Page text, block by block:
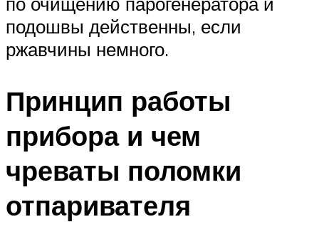
подошвы действенны, если
ржавчины немного.
Принцип работы
прибора и чем
чреваты поломки
отпаривателя